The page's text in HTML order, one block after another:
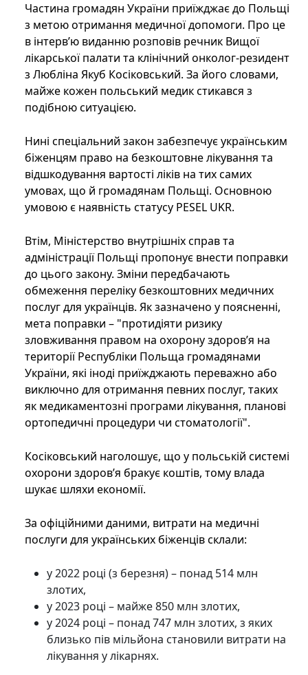
Частина громадян України приїжджає до Польщі
з метою отримання медичної допомоги. Про це
в інтерв’ю виданню розповів речник Вищої
лікарської палати та клінічний онколог-резидент
з Любліна Якуб Косіковський. За його словами,
майже кожен польський медик стикався з
подібною ситуацією.
Нині спеціальний закон забезпечує українським
біженцям право на безкоштовне лікування та
відшкодування вартості ліків на тих самих
умовах, що й громадянам Польщі. Основною
умовою є наявність статусу PESEL UKR.
Втім, Міністерство внутрішніх справ та
адміністрації Польщі пропонує внести поправки
до цього закону. Зміни передбачають
обмеження переліку безкоштовних медичних
послуг для українців. Як зазначено у поясненні,
мета поправки – "протидіяти ризику
зловживання правом на охорону здоров’я на
території Республіки Польща громадянами
України, які іноді приїжджають переважно або
виключно для отримання певних послуг, таких
як медикаментозні програми лікування, планові
ортопедичні процедури чи стоматології".
Косіковський наголошує, що у польській системі
охорони здоров’я бракує коштів, тому влада
шукає шляхи економії.
За офіційними даними, витрати на медичні
послуги для українських біженців склали:
у 2022 році (з березня) – понад 514 млн
злотих,
у 2023 році – майже 850 млн злотих,
у 2024 році – понад 747 млн злотих, з яких
близько пів мільйона становили витрати на
лікування у лікарнях.